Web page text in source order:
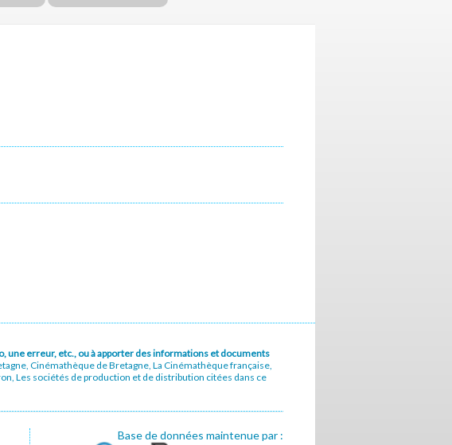
une erreur, etc., ou à apporter des informations et documents
Cinémathèque de Bretagne, La Cinémathèque française,
Les sociétés de production et de distribution citées dans ce
Base de données maintenue par :